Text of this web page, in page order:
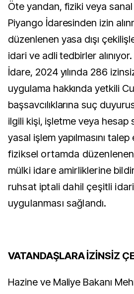
Öte yandan, fiziki veya
Piyango İdaresinden izin
düzenlenen yasa dışı
idari ve adli tedbirler
İdare, 2024 yılında 286
uygulama hakkında yetkili
başsavcılıklarına suç
ilgili kişi, işletme veya hesap
yasal işlem yapılmasını talep
fiziksel ortamda
mülki idare amirliklerine
ruhsat iptali dahil çeşitli
uygulanması sağlandı.
VATANDAŞLARA İZİNSİZ
Hazine ve Maliye Bakanı